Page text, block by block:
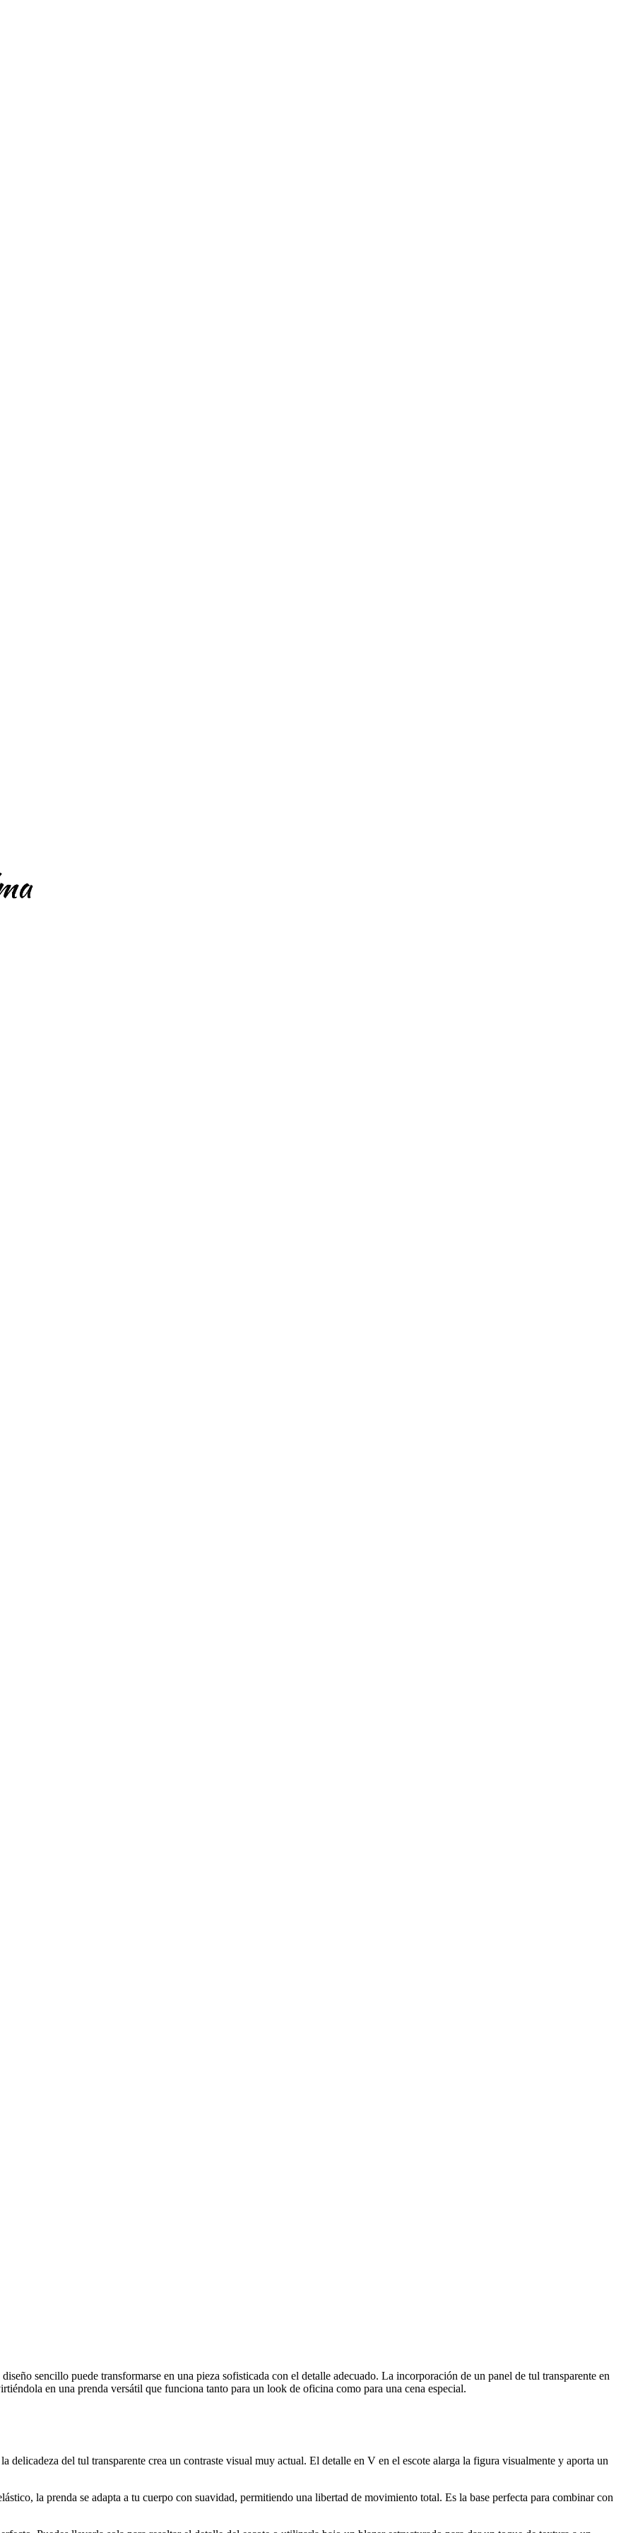
sencillo puede transformarse en una pieza sofisticada con el detalle adecuado. La incorporación de un panel de tul transparente en
en una prenda versátil que funciona tanto para un look de oficina como para una cena especial.
delicadeza del tul transparente crea un contraste visual muy actual. El detalle en V en el escote alarga la figura visualmente y aporta un
la prenda se adapta a tu cuerpo con suavidad, permitiendo una libertad de movimiento total. Es la base perfecta para combinar con